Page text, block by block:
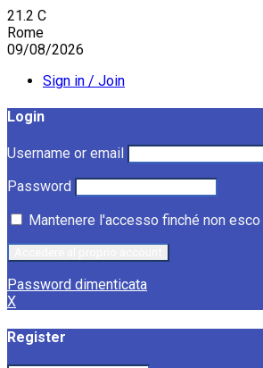
21.2 C
Rome
09/08/2026
Sign in / Join
Login
Username or email
Password
Mantenere l'accesso finché non esco
Password dimenticata
X
Register